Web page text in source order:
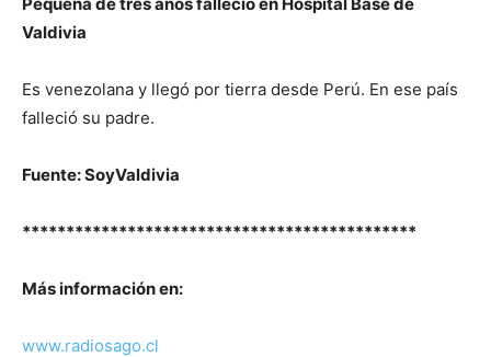
Valdivia
Es venezolana y llegó por tierra desde Perú. En ese país
falleció su padre.
Fuente: SoyValdivia
*********************************************
Más información en:
www.radiosago.cl